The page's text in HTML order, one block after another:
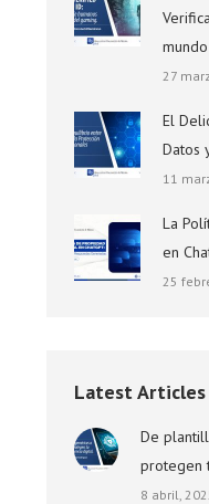
27
El
Datos
11
La
en
25
Latest Articles
De
protegen
8 abril,